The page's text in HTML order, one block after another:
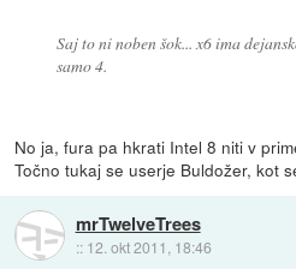
Saj to ni noben šok... x6 ima
samo 4.
No ja, fura pa hkrati Intel 8 niti v
Točno tukaj se userje Buldožer, kot
mrTwelveTrees
:: 12. okt 2011, 18:46